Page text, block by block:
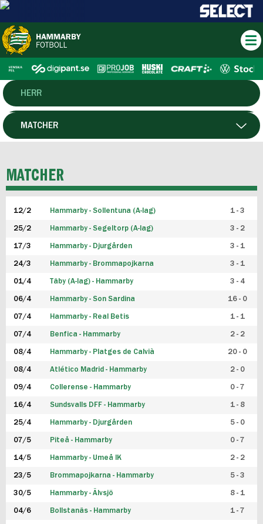
HERR
DAM
P19
F19
FUTSAL HERR
FUTSAL DAM
MATCHER
MATCHER
12/2 Hammarby - Sollentuna (A-lag) 1 - 3
25/2 Hammarby - Segeltorp (A-lag) 3 - 2
17/3 Hammarby - Djurgården 3 - 1
24/3 Hammarby - Brommapojkarna 3 - 1
01/4 Täby (A-lag) - Hammarby 3 - 4
06/4 Hammarby - Son Sardina 16 - 0
07/4 Hammarby - Real Betis 1 - 1
07/4 Benfica - Hammarby 2 - 2
08/4 Hammarby - Platges de Calvià 20 - 0
08/4 Atlético Madrid - Hammarby 2 - 0
09/4 Collerense - Hammarby 0 - 7
16/4 Sundsvalls DFF - Hammarby 1 - 8
25/4 Hammarby - Djurgården 5 - 0
07/5 Piteå - Hammarby 0 - 7
14/5 Hammarby - Umeå IK 2 - 2
23/5 Brommapojkarna - Hammarby 5 - 3
30/5 Hammarby - Älvsjö 8 - 1
04/6 Bollstanäs - Hammarby 1 - 7